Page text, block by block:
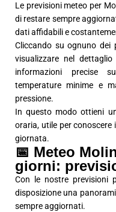
Le previsioni meteo per
di restare sempre
dati affidabili e
Cliccando su ognuno dei
visualizzare nel
informazioni precise
temperature minime e
pressione.
In questo modo ottieni
oraria, utile per
giornata.
📅 Meteo
giorni:
Con le nostre previsioni
disposizione una
sempre aggiornati.